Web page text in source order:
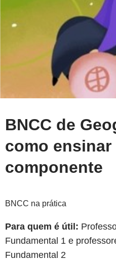
BNCC de
como ensinar
componente
BNCC na prática
Para quem é útil:
Fundamental 1 e
Fundamental 2